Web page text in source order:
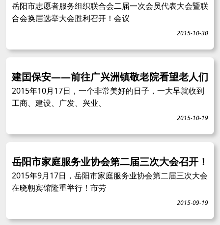
岳阳市志愿者服务组织联合会二届一次会员代表大会暨联
合会换届选举大会胜利召开！会议
2015-10-30
建囯保安——前往广兴洲镇敬老院看望老人们
2015年10月17日，一个非常美好的日子，一大早就收到
工商、建设、广发、兴业、
2015-10-19
岳阳市家庭服务业协会第二届三次大会召开！
2015年9月17日，岳阳市家庭服务业协会第二届三次大会
在晓朝宾馆隆重举行！市劳
2015-09-19